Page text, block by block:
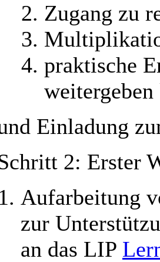
Zugang zu
praktische
Einladung
2: Erster
Aufarbeitung
zur
an das LIP